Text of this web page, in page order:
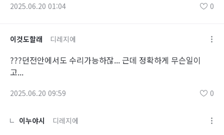
2025.06.20 01:04 0
이것도할래 디레지에
???던전안에서도 수리가능하잖... 근데 정확하게 무슨일이
고...
2025.06.20 09:59 0
이누야시 디레지에